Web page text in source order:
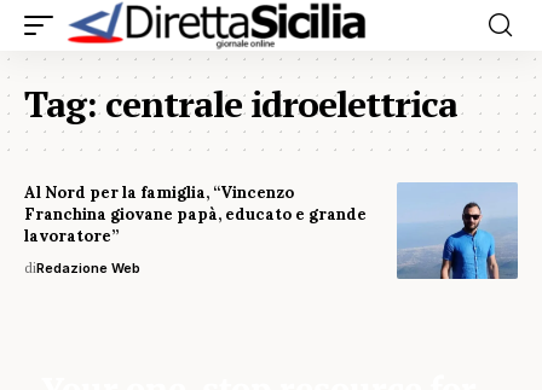
Tag:centrale idroelettrica
Al Nord per la famiglia, “Vincenzo
Franchina giovane papà, educato e grande
lavoratore”
diRedazione Web